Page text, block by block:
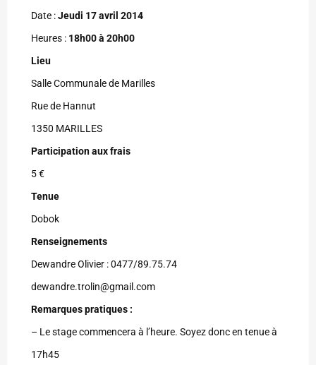
Date :Jeudi 17 avril 2014
Heures : 18h00 à 20h00
Lieu
Salle Communale de Marilles
Rue de Hannut
1350 MARILLES
Participation aux frais
5 €
Tenue
Dobok
Renseignements
Dewandre Olivier : 0477/89.75.74
dewandre.trolin@gmail.com
Remarques pratiques :
– Le stage commencera à l’heure. Soyez donc en tenue à
17h45